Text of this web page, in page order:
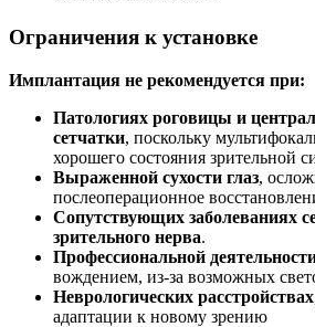
Ограничения к установке
Имплантация не рекомендуется при:
Патологиях роговицы и
сетчатки, поскольку
хорошего состояния зрительной
Выраженной сухости глаз,
послеоперационное
Сопутствующих заболеваниях
зрительного нерва.
Профессиональной
вождением, из-за возможных
Неврологических расстройствах
адаптации к новому зрению